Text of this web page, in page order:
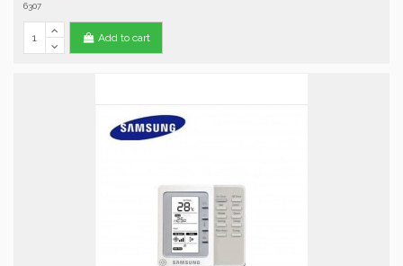
6307
Add to cart